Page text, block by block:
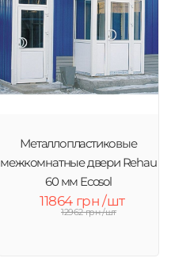
Металлопластиковые
межкомнатные двери Rehau
60 мм Ecosol
11864 грн /шт
12962 грн /шт